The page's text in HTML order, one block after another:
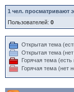
1 чел. просматривают
Пользователей: 0
Открытая тема
Открытая тема
Горячая тема
Горячая тема (нет